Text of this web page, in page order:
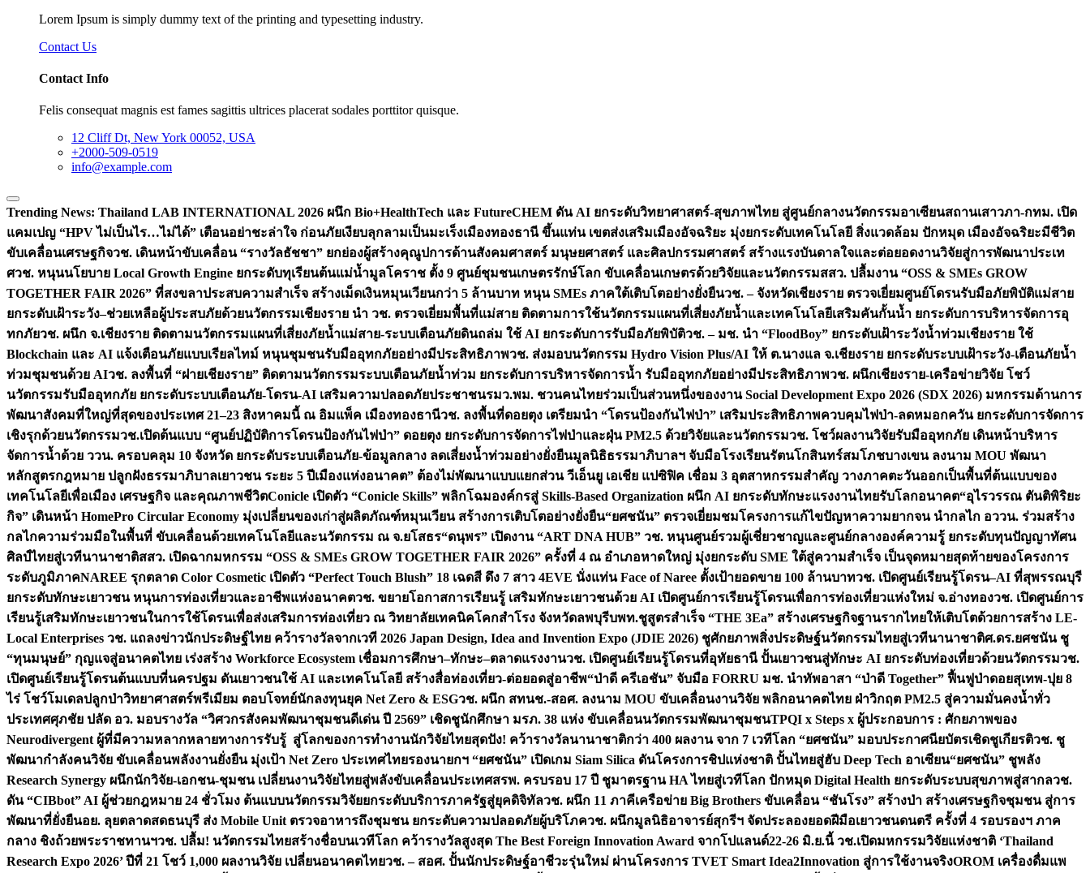
Lorem Ipsum is simply dummy text of the printing and typesetting industry.
Contact Us
Contact Info
Felis consequat magnis est fames sagittis ultrices placerat sodales porttitor quisque.
12 Cliff Dt, New York 00052, USA
+2000-509-0519
info@example.com
Trending News: Thailand LAB INTERNATIONAL 2026 ผนึก Bio+HealthTech และ FutureCHEM ดัน AI ยกระดับวิทยาศาสตร์-สุขภาพไทย สู่ศูนย์กลางนวัตกรรมอาเซียนสถานเสาวภา-กทม. เปิด
แคมเปญ “HPV ไม่เป็นไร…ไม่ได้” เตือนอย่าชะล่าใจ ก่อนภัยเงียบลุกลามเป็นมะเร็งเมืองทองธานี ขึ้นแท่น เขตส่งเสริมเมืองอัจฉริยะ มุ่งยกระดับเทคโนโลยี สิ่งแวดล้อม ปักหมุด เมืองอัจฉริยะมีชีวิต
ขับเคลื่อนเศรษฐกิจวช. เดินหน้าขับเคลื่อน “รางวัลธัชชา” ยกย่องผู้สร้างคุณูปการด้านสังคมศาสตร์ มนุษยศาสตร์ และศิลปกรรมศาสตร์ สร้างแรงบันดาลใจและต่อยอดงานวิจัยสู่การพัฒนาประเท
ศวช. หนุนนโยบาย Local Growth Engine ยกระดับทุเรียนต้นแม่น้ำมูลโคราช ตั้ง 9 ศูนย์ชุมชนเกษตรรักษ์โลก ขับเคลื่อนเกษตรด้วยวิจัยและนวัตกรรมสสว. ปลื้มงาน “OSS & SMEs GROW
TOGETHER FAIR 2026” ที่สงขลาประสบความสำเร็จ สร้างเม็ดเงินหมุนเวียนกว่า 5 ล้านบาท หนุน SMEs ภาคใต้เติบโตอย่างยั่งยืนวช. – จังหวัดเชียงราย ตรวจเยี่ยมศูนย์โดรนรับมือภัยพิบัติแม่สาย
ยกระดับเฝ้าระวัง–ช่วยเหลือผู้ประสบภัยด้วยนวัตกรรมเชียงราย นำ วช. ตรวจเยี่ยมพื้นที่แม่สาย ติดตามการใช้นวัตกรรมแผนที่เสี่ยงภัยน้ำและเทคโนโลยีเสริมคันกั้นน้ำ ยกระดับการบริหารจัดการอุ
ทกภัยวช. ผนึก จ.เชียงราย ติดตามนวัตกรรมแผนที่เสี่ยงภัยน้ำแม่สาย-ระบบเตือนภัยดินถล่ม ใช้ AI ยกระดับการรับมือภัยพิบัติวช. – มช. นำ “FloodBoy” ยกระดับเฝ้าระวังน้ำท่วมเชียงราย ใช้
Blockchain และ AI แจ้งเตือนภัยแบบเรียลไทม์ หนุนชุมชนรับมืออุทกภัยอย่างมีประสิทธิภาพวช. ส่งมอบนวัตกรรม Hydro Vision Plus/AI ให้ ต.นางแล จ.เชียงราย ยกระดับระบบเฝ้าระวัง-เตือนภัยน้ำ
ท่วมชุมชนด้วย AIวช. ลงพื้นที่ “ฝายเชียงราย” ติดตามนวัตกรรมระบบเตือนภัยน้ำท่วม ยกระดับการบริหารจัดการน้ำ รับมืออุทกภัยอย่างมีประสิทธิภาพวช. ผนึกเชียงราย-เครือข่ายวิจัย โชว์
นวัตกรรมรับมืออุทกภัย ยกระดับระบบเตือนภัย-โดรน-AI เสริมความปลอดภัยประชาชนรมว.พม. ชวนคนไทยร่วมเป็นส่วนหนึ่งของงาน Social Development Expo 2026 (SDX 2026) มหกรรมด้านการ
พัฒนาสังคมที่ใหญ่ที่สุดของประเทศ 21–23 สิงหาคมนี้ ณ อิมแพ็ค เมืองทองธานีวช. ลงพื้นที่ดอยตุง เตรียมนำ “โดรนป้องกันไฟป่า” เสริมประสิทธิภาพควบคุมไฟป่า-ลดหมอกควัน ยกระดับการจัดการ
เชิงรุกด้วยนวัตกรรมวช.เปิดต้นแบบ “ศูนย์ปฏิบัติการโดรนป้องกันไฟป่า” ดอยตุง ยกระดับการจัดการไฟป่าและฝุ่น PM2.5 ด้วยวิจัยและนวัตกรรมวช. โชว์ผลงานวิจัยรับมืออุทกภัย เดินหน้าบริหาร
จัดการน้ำด้วย ววน. ครอบคลุม 10 จังหวัด ยกระดับระบบเตือนภัย-ข้อมูลกลาง ลดเสี่ยงน้ำท่วมอย่างยั่งยืนมูลนิธิธรรมาภิบาลฯ จับมือโรงเรียนรัตนโกสินทร์สมโภชบางเขน ลงนาม MOU พัฒนา
หลักสูตรกฎหมาย ปลูกฝังธรรมาภิบาลเยาวชน ระยะ 5 ปีเมืองแห่งอนาคต” ต้องไม่พัฒนาแบบแยกส่วน วีเอ็นยู เอเชีย แปซิฟิค เชื่อม 3 อุตสาหกรรมสำคัญ วางภาคตะวันออกเป็นพื้นที่ต้นแบบของ
เทคโนโลยีเพื่อเมือง เศรษฐกิจ และคุณภาพชีวิตConicle เปิดตัว “Conicle Skills” พลิกโฉมองค์กรสู่ Skills-Based Organization ผนึก AI ยกระดับทักษะแรงงานไทยรับโลกอนาคต“อุไรวรรณ ตันติพิริยะ
กิจ” เดินหน้า HomePro Circular Economy มุ่งเปลี่ยนของเก่าสู่ผลิตภัณฑ์หมุนเวียน สร้างการเติบโตอย่างยั่งยืน“ยศชนัน” ตรวจเยี่ยมชมโครงการแก้ไขปัญหาความยากจน นำกลไก อววน. ร่วมสร้าง
กลไกความร่วมมือในพื้นที่ ขับเคลื่อนด้วยเทคโนโลยีและนวัตกรรม ณ จ.ยโสธร“ดนุพร” เปิดงาน “ART DNA HUB” วช. หนุนศูนย์รวมผู้เชี่ยวชาญและศูนย์กลางองค์ความรู้ ยกระดับทุนปัญญาทัศน
ศิลป์ไทยสู่เวทีนานาชาติสสว. เปิดฉากมหกรรม “OSS & SMEs GROW TOGETHER FAIR 2026” ครั้งที่ 4 ณ อำเภอหาดใหญ่ มุ่งยกระดับ SME ใต้สู่ความสำเร็จ เป็นจุดหมายสุดท้ายของโครงการ
ระดับภูมิภาคNAREE รุกตลาด Color Cosmetic เปิดตัว “Perfect Touch Blush” 18 เฉดสี ดึง 7 สาว 4EVE นั่งแท่น Face of Naree ตั้งเป้ายอดขาย 100 ล้านบาทวช. เปิดศูนย์เรียนรู้โดรน–AI ที่สุพรรณบุรี
ยกระดับทักษะเยาวชน หนุนการท่องเที่ยวและอาชีพแห่งอนาคตวช. ขยายโอกาสการเรียนรู้ เสริมทักษะเยาวชนด้วย AI เปิดศูนย์การเรียนรู้โดรนเพื่อการท่องเที่ยวแห่งใหม่ จ.อ่างทองวช. เปิดศูนย์การ
เรียนรู้เสริมทักษะเยาวชนในการใช้โดรนเพื่อส่งเสริมการท่องเที่ยว ณ วิทยาลัยเทคนิคโคกสำโรง จังหวัดลพบุรีบพท.ชูสูตรสำเร็จ “THE 3Ea” สร้างเศรษฐกิจฐานรากไทยให้เติบโตด้วยการสร้าง LE-
Local Enterprises วช. แถลงข่าวนักประดิษฐ์ไทย คว้ารางวัลจากเวที 2026 Japan Design, Idea and Invention Expo (JDIE 2026) ชูศักยภาพสิ่งประดิษฐ์นวัตกรรมไทยสู่เวทีนานาชาติศ.ดร.ยศชนัน ชู
“ทุนมนุษย์” กุญแจสู่อนาคตไทย เร่งสร้าง Workforce Ecosystem เชื่อมการศึกษา–ทักษะ–ตลาดแรงงานวช. เปิดศูนย์เรียนรู้โดรนที่อุทัยธานี ปั้นเยาวชนสู่ทักษะ AI ยกระดับท่องเที่ยวด้วยนวัตกรรมวช.
เปิดศูนย์เรียนรู้โดรนต้นแบบที่นครปฐม ดันเยาวชนใช้ AI และเทคโนโลยี สร้างสื่อท่องเที่ยว-ต่อยอดสู่อาชีพ“ป่าดี ครีเอชัน” จับมือ FORRU มช. นำทัพอาสา “ป่าดี Together” ฟื้นฟูป่าดอยสุเทพ-ปุย 8
ไร่ โชว์โมเดลปลูกป่าวิทยาศาสตร์พรีเมียม ตอบโจทย์นักลงทุนยุค Net Zero & ESGวช. ผนึก สทนช.-สอศ. ลงนาม MOU ขับเคลื่อนงานวิจัย พลิกอนาคตไทย ฝ่าวิกฤต PM2.5 สู่ความมั่นคงน้ำทั่ว
ประเทศศุภชัย ปลัด อว. มอบรางวัล “วิศวกรสังคมพัฒนาชุมชนดีเด่น ปี 2569” เชิดชูนักศึกษา มรภ. 38 แห่ง ขับเคลื่อนนวัตกรรมพัฒนาชุมชนTPQI x Steps x ผู้ประกอบการ : ศักยภาพของ
Neurodivergent ผู้ที่มีความหลากหลายทางการรับรู้ สู่โลกของการทำงานนักวิจัยไทยสุดปัง! คว้ารางวัลนานาชาติกว่า 400 ผลงาน จาก 7 เวทีโลก “ยศชนัน” มอบประกาศนียบัตรเชิดชูเกียรติวช. ชู
พัฒนากำลังคนวิจัย ขับเคลื่อนพลังงานยั่งยืน มุ่งเป้า Net Zero ประเทศไทยรองนายกฯ “ยศชนัน” เปิดเกม Siam Silica ดันโครงการชิปแห่งชาติ ปั้นไทยสู่ฮับ Deep Tech อาเซียน“ยศชนัน” ชูพลัง
Research Synergy ผนึกนักวิจัย-เอกชน-ชุมชน เปลี่ยนงานวิจัยไทยสู่พลังขับเคลื่อนประเทศสรพ. ครบรอบ 17 ปี ชูมาตรฐาน HA ไทยสู่เวทีโลก ปักหมุด Digital Health ยกระดับระบบสุขภาพสู่สากลวช.
ดัน “CIBbot” AI ผู้ช่วยกฎหมาย 24 ชั่วโมง ต้นแบบนวัตกรรมวิจัยยกระดับบริการภาครัฐสู่ยุคดิจิทัลวช. ผนึก 11 ภาคีเครือข่าย Big Brothers ขับเคลื่อน “ชันโรง” สร้างป่า สร้างเศรษฐกิจชุมชน สู่การ
พัฒนาที่ยั่งยืนอย. ลุยตลาดสดธนบุรี ส่ง Mobile Unit ตรวจอาหารถึงชุมชน ยกระดับความปลอดภัยผู้บริโภควช. ผนึกมูลนิธิอาจารย์สุกรีฯ จัดประลองยอดฝีมือเยาวชนดนตรี ครั้งที่ 4 รอบรองฯ ภาค
กลาง ชิงถ้วยพระราชทานฯวช. ปลื้ม! นวัตกรรมไทยสร้างชื่อบนเวทีโลก คว้ารางวัลสูงสุด The Best Foreign Innovation Award จากโปแลนด์22-26 มิ.ย.นี้ วช.เปิดมหกรรมวิจัยแห่งชาติ ‘Thailand
Research Expo 2026’ ปีที่ 21 โชว์ 1,000 ผลงานวิจัย เปลี่ยนอนาคตไทยวช. – สอศ. ปั้นนักประดิษฐ์อาชีวะรุ่นใหม่ ผ่านโครงการ TVET Smart Idea2Innovation สู่การใช้งานจริงOROM เครื่องดื่มแพ